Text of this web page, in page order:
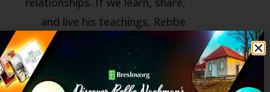
and live his teachings, Rebbe
Nachman gives us real, practical
tools to improve all our
relationships—with Hashem, with